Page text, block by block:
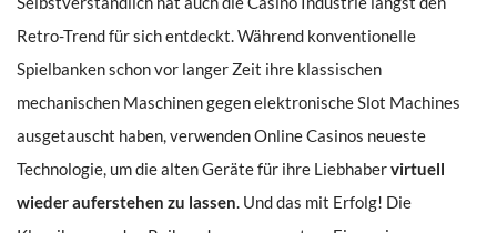
Retro-Trend für sich entdeckt. Während konventionelle
Spielbanken schon vor langer Zeit ihre klassischen
mechanischen Maschinen gegen elektronische Slot Machines
ausgetauscht haben, verwenden Online Casinos neueste
Technologie, um die alten Geräte für ihre Liebhabervirtuell
wieder auferstehen zu lassen. Und das mit Erfolg! Die